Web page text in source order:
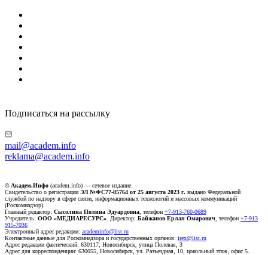
Подписаться на рассылку
mail@academ.info
reklama@academ.info
© Академ.Инфо (academ.info) — сетевое издание.
Свидетельство о регистрации ЭЛ №ФС77-85764 от 25 августа 2023 г. выдано Федеральной
службой по надзору в сфере связи, информационных технологий и массовых коммуникаций
(Роскомнадзор).
Главный редактор: Сысолина Полина Эдуардовна , телефон +7-913-760-0689
Учредитель: ООО «МЕДИАРЕСУРС» . Директор: Байжанов Ерлан Омарович , телефон +7-913
915-7036
Электронный адрес редакции: academinfo@list.ru
Контактные данные для Роскомнадзора и государственных органов: irex@list.ru
Адрес редакции фактический: 630117, Новосибирск, улица Полевая, 3
Адрес для корреспонденции: 630055, Новосибирск, ул. Разъездная, 10, цокольный этаж, офис 5.